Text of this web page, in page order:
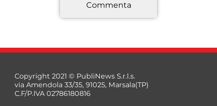
*
Commenta
Copyright 2021 © PubliNews S.r.l.s.
via Amendola 33/35, 91025, Marsala(TP)
C.F/P.IVA 02786180816